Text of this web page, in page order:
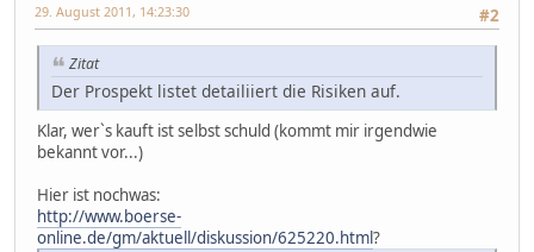
#2
29. August 2011, 14:23:30
Zitat
Der Prospekt listet detailiiert die Risiken auf.
Klar, wer`s kauft ist selbst schuld (kommt mir irgendwie
bekannt vor...)
Hier ist nochwas:
http://www.boerse-
online.de/gm/aktuell/diskussion/625220.html?